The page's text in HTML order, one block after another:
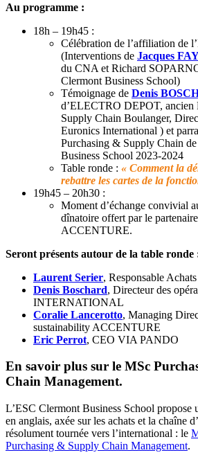
Au programme :
18h – 19h45 :
Célébration de l’affiliation de
(Interventions de Jacques
du CNA et Richard
Clermont Business School)
Témoignage de Denis
d’ELECTRO DEPOT, ancien
Supply Chain Boulanger,
Euronics International ) et
Purchasing & Supply Chain
Business School 2023-2024
Table ronde : « Comment la
rebattre les cartes de la
19h45 – 20h30 :
Moment d’échange convivial
dînatoire offert par le
ACCENTURE.
Seront présents autour de la table ronde
Laurent Serier, Responsable
Denis Boschard, Directeur des
INTERNATIONAL
Coralie Lancerotto, Managing
sustainability ACCENTURE
Eric Perrot, CEO VIA PANDO
En savoir plus sur le MSc
Chain Management.
L’ESC Clermont Business School propose
en anglais, axée sur les achats et la chaîne
résolument tournée vers l’international : le
Purchasing & Supply Chain Management.